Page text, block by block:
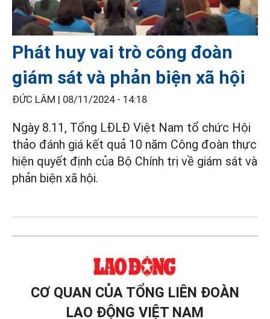
Phát huy vai trò công đoàn
giám sát và phản biện xã hội
ĐỨC LÂM | 08/11/2024 - 14:18
Ngày 8.11, Tổng LĐLĐ Việt Nam tổ chức Hội
thảo đánh giá kết quả 10 năm Công đoàn thực
hiện quyết định của Bộ Chính trị về giám sát và
phản biện xã hội.
CƠ QUAN CỦA TỔNG LIÊN ĐOÀN
LAO ĐỘNG VIỆT NAM